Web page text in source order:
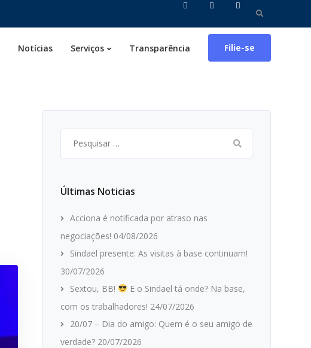
Pesquisar
por:
Notícias Serviços Transparência Filie-se
por:
Últimas Noticias
Acciona é notificada por atraso nas
negociações! 04/08/2026
Sindael presente: As visitas à base continuam!
30/07/2026
Sextou, BB!
E o Sindael tá onde? Na base,
com os trabalhadores! 24/07/2026
20/07 – Dia do amigo: Quem é o seu amigo de
verdade? 20/07/2026